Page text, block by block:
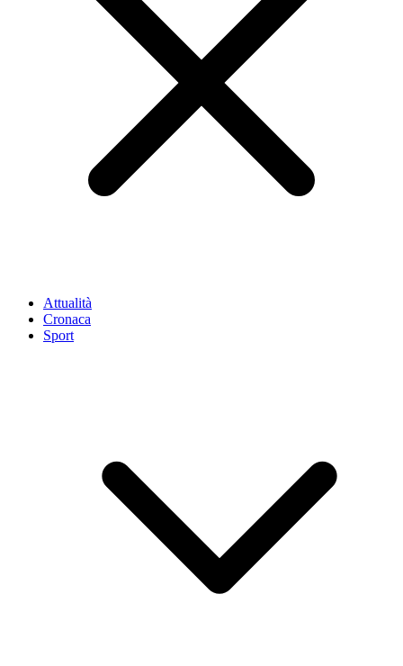
Attualità
Cronaca
Sport